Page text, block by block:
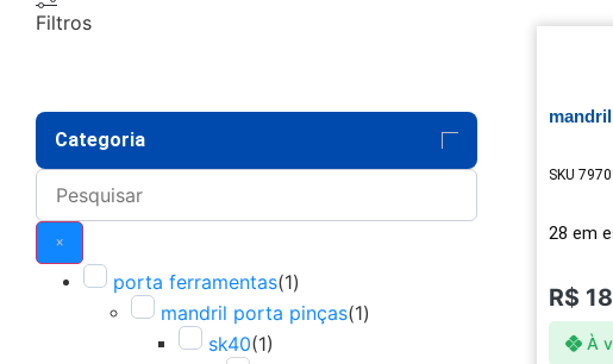
Filtros
Categoria
×
porta ferramentas(1)
mandril porta pinças(1)
sk40(1)
SKU
28 em
R$
À